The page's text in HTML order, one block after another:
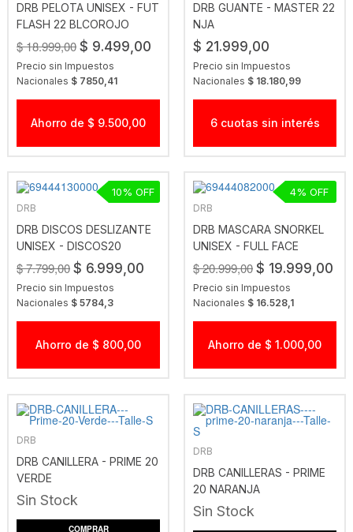
DRB PELOTA UNISEX - FUT
FLASH 22 BLCOROJO
$ 18.999,00 $ 9.499,00
Precio sin Impuestos
Nacionales $ 7850,41
Ahorro de $ 9.500,00
DRB GUANTE - MASTER 22
NJA
$ 21.999,00
Precio sin Impuestos
Nacionales $ 18.180,99
6 cuotas sin interés
DRB
DRB DISCOS DESLIZANTE
UNISEX - DISCOS20
NGRCEL
$ 7.799,00 $ 6.999,00
Precio sin Impuestos
Nacionales $ 5784,3
10
Ahorro de $ 800,00
DRB
DRB MASCARA SNORKEL
UNISEX - FULL FACE
AQUANEGR
$ 20.999,00 $ 19.999,00
Precio sin Impuestos
Nacionales $ 16.528,1
4
Ahorro de $ 1.000,00
DRB
DRB CANILLERA - PRIME 20
VERDE
Sin Stock
COMPRAR
DRB
DRB CANILLERAS - PRIME
20 NARANJA
Sin Stock